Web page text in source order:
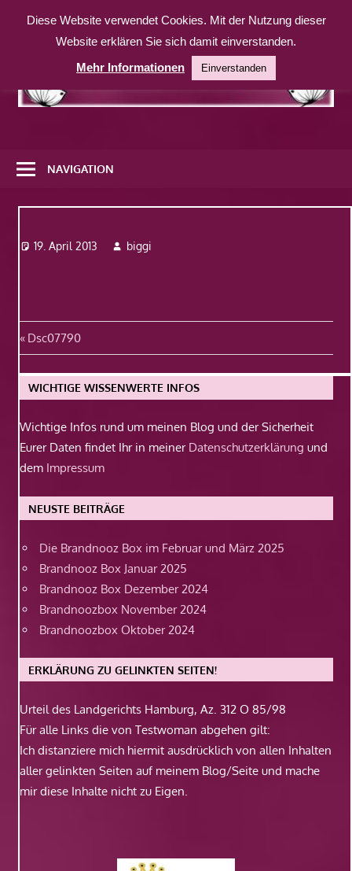
Inhalt
weitere
Website
NAVIGATION
19. April 2013 biggi
Beitragsnavigation
Vorheriger
Beitrag:
Dsc07790
WICHTIGE WISSENWERTE INFOS
Wichtige Infos rund um meinen Blog und der Sicherheit
Eurer Daten findet Ihr in meiner Datenschutzerklärung und
dem Impressum
NEUSTE BEITRÄGE
Die Brandnooz Box im Februar und März 2025
Brandnooz Box Januar 2025
Brandnooz Box Dezember 2024
Brandnoozbox November 2024
Brandnoozbox Oktober 2024
ERKLÄRUNG ZU GELINKTEN SEITEN!
Urteil des Landgerichts Hamburg, Az. 312 O 85/98
Für alle Links die von Testwoman abgehen gilt:
Ich distanziere mich hiermit ausdrücklich von allen Inhalten
aller gelinkten Seiten auf meinem Blog/Seite und mache
mir diese Inhalte nicht zu Eigen.
Diese Website verwendet Cookies. Mit der Nutzung dieser
Website erklären Sie sich damit einverstanden.
Mehr Informationen
Einverstanden